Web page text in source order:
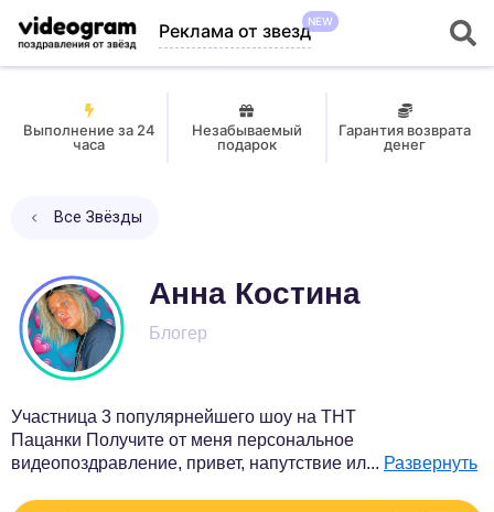
Реклама от звездNEW
Выполнение за 24
часа
Незабываемый
подарок
Гарантия возврата
денег
Все Звёзды
Анна Костина
Блогер
Участница 3 популярнейшего шоу на ТНТ
Пацанки Получите от меня персональное
видеопоздравление, привет, напутствие ил... Развернуть